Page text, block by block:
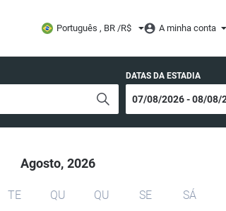
Português , BR /R$ A minha conta
DATAS DA ESTADIA
Agosto, 2026
TE QU QU SE
SÁ